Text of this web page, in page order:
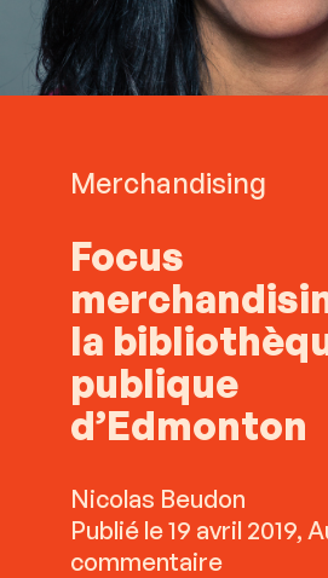
Merchandising
Focus
la
publique
d’Edmonton
Nicolas Beudon
Publié le 19 avril 2019,
commentaire